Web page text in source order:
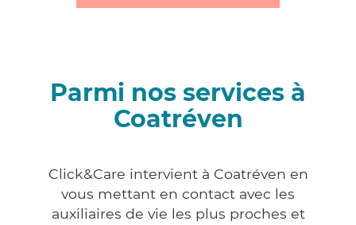
Parmi nos services à
Coatréven
Click&Care intervient à Coatréven en
vous mettant en contact avec les
auxiliaires de vie les plus proches et